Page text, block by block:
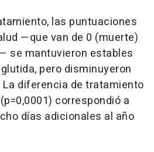
las puntuaciones
—que van de 0 (muerte)
se mantuvieron estables
pero disminuyeron
La diferencia de tratamiento
correspondió a
días adicionales al año